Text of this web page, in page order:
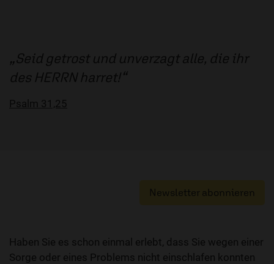
Seid getrost und unverzagt alle, die ihr
des HERRN harret!
Psalm 31,25
Newsletter abonnieren
Haben Sie es schon einmal erlebt, dass Sie wegen einer
Sorge oder eines Problems nicht einschlafen konnten